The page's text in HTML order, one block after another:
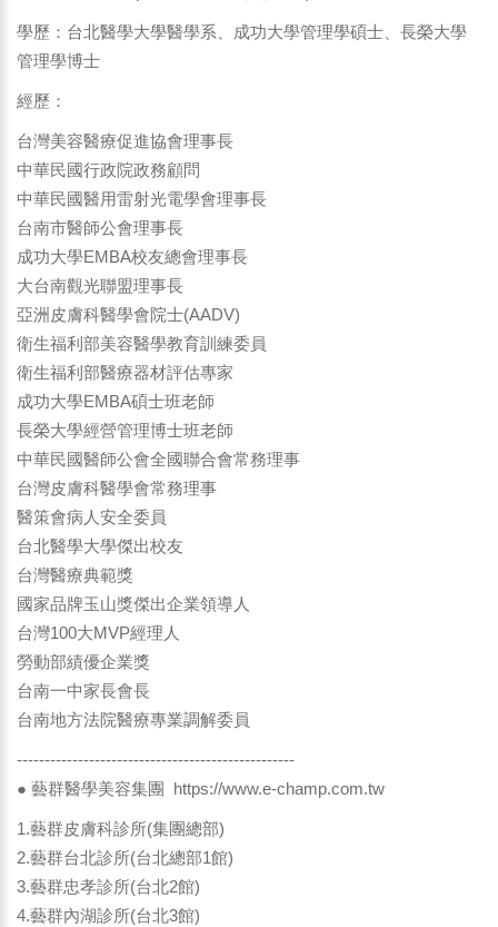
學歷：台北醫學大學醫學系、成功大學管理學碩士、長榮大學
管理學博士
經歷：
台灣美容醫療促進協會理事長
中華民國行政院政務顧問
中華民國醫用雷射光電學會理事長
台南市醫師公會理事長
成功大學EMBA校友總會理事長
大台南觀光聯盟理事長
亞洲皮膚科醫學會院士(AADV)
衛生福利部美容醫學教育訓練委員
衛生福利部醫療器材評估專家
成功大學EMBA碩士班老師
長榮大學經營管理博士班老師
中華民國醫師公會全國聯合會常務理事
台灣皮膚科醫學會常務理事
醫策會病人安全委員
台北醫學大學傑出校友
台灣醫療典範獎
國家品牌玉山獎傑出企業領導人
台灣100大MVP經理人
勞動部績優企業獎
台南一中家長會長
台南地方法院醫療專業調解委員
--------------------------------------------------
● 藝群醫學美容集團 https://www.e-champ.com.tw
1.藝群皮膚科診所(集團總部)
2.藝群台北診所(台北總部1館)
3.藝群忠孝診所(台北2館)
4.藝群內湖診所(台北3館)